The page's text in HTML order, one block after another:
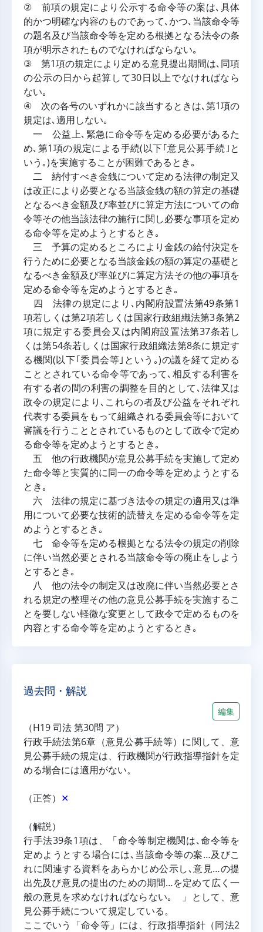
② 前項の規定により公示する命令等の案は､具体
的かつ明確な内容のものであって､かつ､当該命令等
の題名及び当該命令等を定める根拠となる法令の条
項が明示されたものでなければならない｡
③ 第1項の規定により定める意見提出期間は､同項
の公示の日から起算して30日以上でなければなら
ない｡
④ 次の各号のいずれかに該当するときは､第1項の
規定は､適用しない｡
一 公益上､緊急に命令等を定める必要があるた
め､第1項の規定による手続(以下｢意見公募手続｣と
いう｡)を実施することが困難であるとき｡
二 納付すべき金銭について定める法律の制定又
は改正により必要となる当該金銭の額の算定の基礎
となるべき金額及び率並びに算定方法についての命
令等その他当該法律の施行に関し必要な事項を定め
る命令等を定めようとするとき｡
三 予算の定めるところにより金銭の給付決定を
行うために必要となる当該金銭の額の算定の基礎と
なるべき金額及び率並びに算定方法その他の事項を
定める命令等を定めようとするとき｡
四 法律の規定により､内閣府設置法第49条第1
項若しくは第2項若しくは国家行政組織法第3条第2
項に規定する委員会又は内閣府設置法第37条若し
くは第54条若しくは国家行政組織法第8条に規定す
る機関(以下｢委員会等｣という｡)の議を経て定める
こととされている命令等であって､相反する利害を
有する者の間の利害の調整を目的として､法律又は
政令の規定により､これらの者及び公益をそれぞれ
代表する委員をもって組織される委員会等において
審議を行うこととされているものとして政令で定め
る命令等を定めようとするとき｡
五 他の行政機関が意見公募手続を実施して定め
た命令等と実質的に同一の命令等を定めようとする
とき｡
六 法律の規定に基づき法令の規定の適用又は準
用について必要な技術的読替えを定める命令等を定
めようとするとき｡
七 命令等を定める根拠となる法令の規定の削除
に伴い当然必要とされる当該命令等の廃止をしよう
とするとき｡
八 他の法令の制定又は改廃に伴い当然必要とさ
れる規定の整理その他の意見公募手続を実施するこ
とを要しない軽微な変更として政令で定めるものを
内容とする命令等を定めようとするとき｡
過去問・解説
編集
（H19 司法 第30問 ア）
行政手続法第6章（意見公募手続等）に関して、意
見公募手続の規定は、行政機関が行政指導指針を定
める場合には適用がない。
（正答） ✕
（解説）
行手法39条1項は、「命令等制定機関は､命令等を
定めようとする場合には､当該命令等の案…及びこ
れに関連する資料をあらかじめ公示し､意見…の提
出先及び意見の提出のための期間…を定めて広く一
般の意見を求めなければならない｡ 」として、意
見公募手続について規定している。
ここでいう「命令等」には、行政指導指針（同法2